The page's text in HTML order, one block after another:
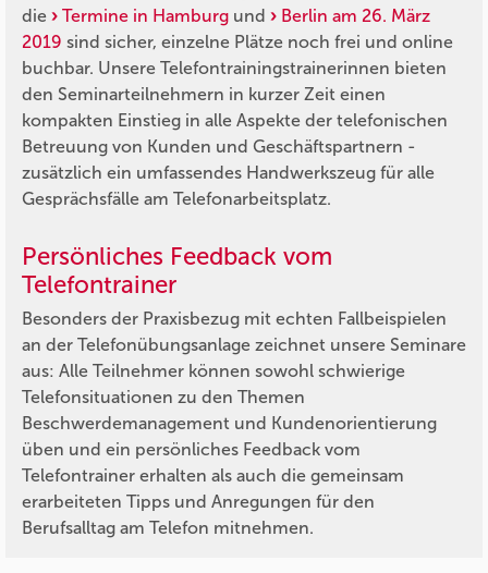
die
Termine in Hamburg und
Berlin am 26. März
2019 sind sicher, einzelne Plätze noch frei und online
buchbar. Unsere Telefontrainingstrainerinnen bieten
den Seminarteilnehmern in kurzer Zeit einen
kompakten Einstieg in alle Aspekte der telefonischen
Betreuung von Kunden und Geschäftspartnern -
zusätzlich ein umfassendes Handwerkszeug für alle
Gesprächsfälle am Telefonarbeitsplatz.
Persönliches Feedback vom
Telefontrainer
Besonders der Praxisbezug mit echten Fallbeispielen
an der Telefonübungsanlage zeichnet unsere Seminare
aus: Alle Teilnehmer können sowohl schwierige
Telefonsituationen zu den Themen
Beschwerdemanagement und Kundenorientierung
üben und ein persönliches Feedback vom
Telefontrainer erhalten als auch die gemeinsam
erarbeiteten Tipps und Anregungen für den
Berufsalltag am Telefon mitnehmen.